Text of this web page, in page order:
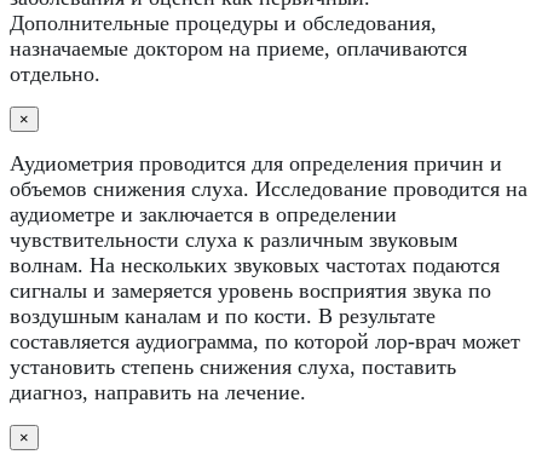
Дополнительные процедуры и обследования,
назначаемые доктором на приеме, оплачиваются
отдельно.
×
Аудиометрия проводится для определения причин и
объемов снижения слуха. Исследование проводится на
аудиометре и заключается в определении
чувствительности слуха к различным звуковым
волнам. На нескольких звуковых частотах подаются
сигналы и замеряется уровень восприятия звука по
воздушным каналам и по кости. В результате
составляется аудиограмма, по которой лор-врач может
установить степень снижения слуха, поставить
диагноз, направить на лечение.
×